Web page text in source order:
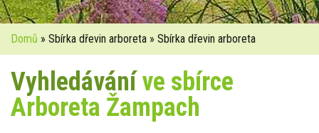
Domů » Sbírka dřevin arboreta » Sbírka dřevin arboreta
Vyhledáváníve sbírce
Arboreta Žampach